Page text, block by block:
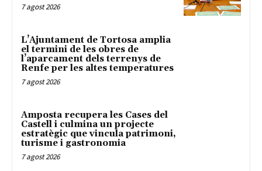
7 agost 2026
L’Ajuntament de Tortosa amplia
el termini de les obres de
l’aparcament dels terrenys de
Renfe per les altes temperatures
7 agost 2026
Amposta recupera les Cases del
Castell i culmina un projecte
estratègic que vincula patrimoni,
turisme i gastronomia
7 agost 2026